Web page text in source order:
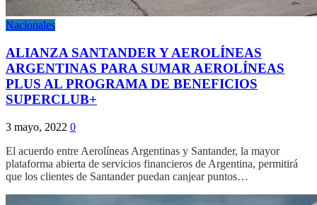
Nacionales
ALIANZA SANTANDER Y AEROLÍNEAS
ARGENTINAS PARA SUMAR AEROLÍNEAS
PLUS AL PROGRAMA DE BENEFICIOS
SUPERCLUB+
3 mayo, 2022 0
El acuerdo entre Aerolíneas Argentinas y Santander, la mayor
plataforma abierta de servicios financieros de Argentina, permitirá
que los clientes de Santander puedan canjear puntos…